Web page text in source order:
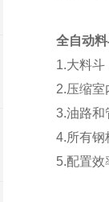
全自动
1.大料斗
2.压缩室
3.油路和
4.所有钢
5.配置效